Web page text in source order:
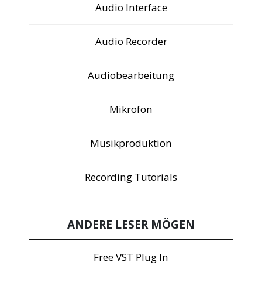
Audio Interface
Audio Recorder
Audiobearbeitung
Mikrofon
Musikproduktion
Recording Tutorials
ANDERE LESER MÖGEN
Free VST Plug In